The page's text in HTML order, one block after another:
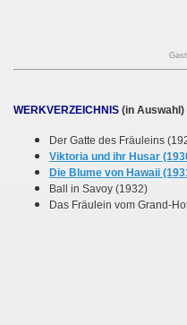
WERKVERZEICHNIS (in Auswahl)
Der Gatte des Fräuleins
Viktoria und ihr Husar
Die Blume von Hawaii
Ball in Savoy (1932)
Das Fräulein vom Grand-